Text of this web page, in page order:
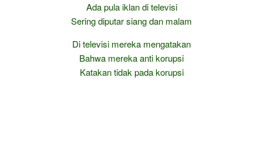
Ada pula iklan di televisi
Sering diputar siang dan malam
Di televisi mereka mengatakan
Bahwa mereka anti korupsi
Katakan tidak pada korupsi